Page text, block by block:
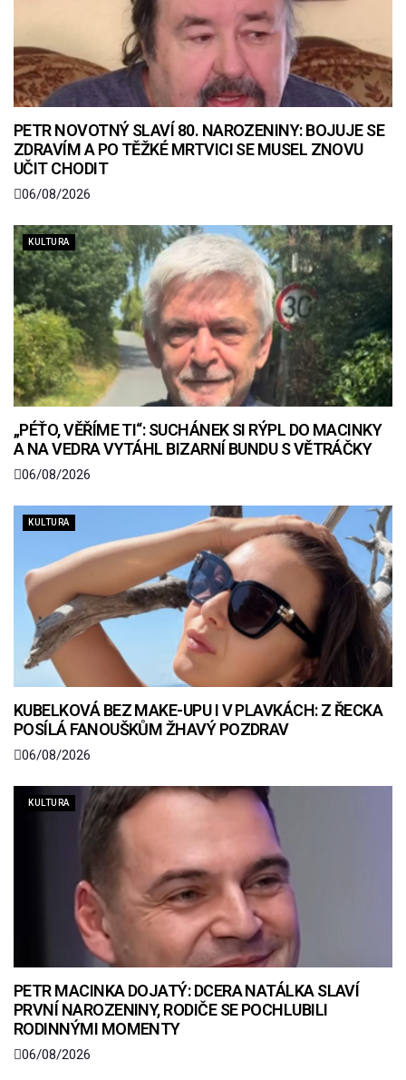
PETR NOVOTNÝ SLAVÍ 80. NAROZENINY: BOJUJE SE
ZDRAVÍM A PO TĚŽKÉ MRTVICI SE MUSEL ZNOVU
UČIT CHODIT
06/08/2026
KULTURA
„PÉŤO, VĚŘÍME TI“: SUCHÁNEK SI RÝPL DO MACINKY
A NA VEDRA VYTÁHL BIZARNÍ BUNDU S VĚTRÁČKY
06/08/2026
KULTURA
KUBELKOVÁ BEZ MAKE-UPU I V PLAVKÁCH: Z ŘECKA
POSÍLÁ FANOUŠKŮM ŽHAVÝ POZDRAV
06/08/2026
KULTURA
PETR MACINKA DOJATÝ: DCERA NATÁLKA SLAVÍ
PRVNÍ NAROZENINY, RODIČE SE POCHLUBILI
RODINNÝMI MOMENTY
06/08/2026